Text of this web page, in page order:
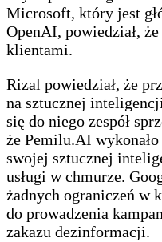
Microsoft, który jest
OpenAI, powiedział,
klientami.
Rizal powiedział, że
na sztucznej
się do niego zespół
że Pemilu.AI
swojej sztucznej
usługi w chmurze.
żadnych ograniczeń w
do prowadzenia
zakazu dezinformacji.